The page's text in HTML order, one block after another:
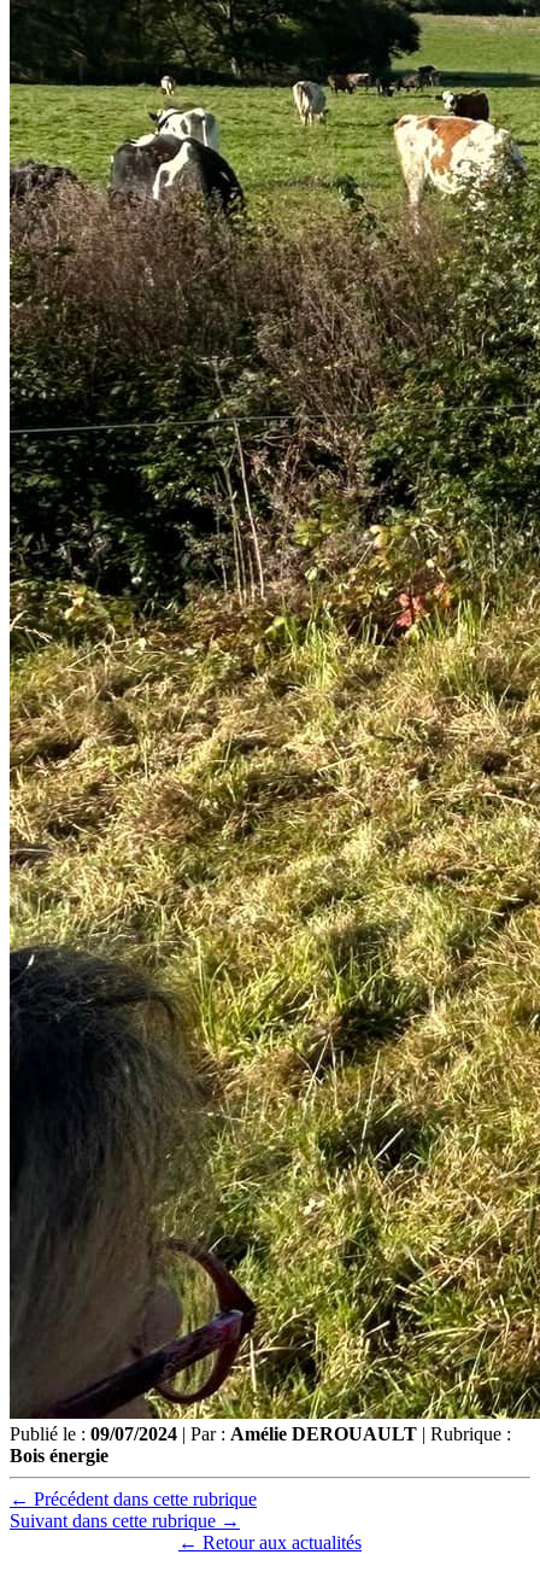
Publié le : 09/07/2024 | Par : Amélie DEROUAULT | Rubrique :
Bois énergie
← Précédent dans cette rubrique
Suivant dans cette rubrique →
← Retour aux actualités